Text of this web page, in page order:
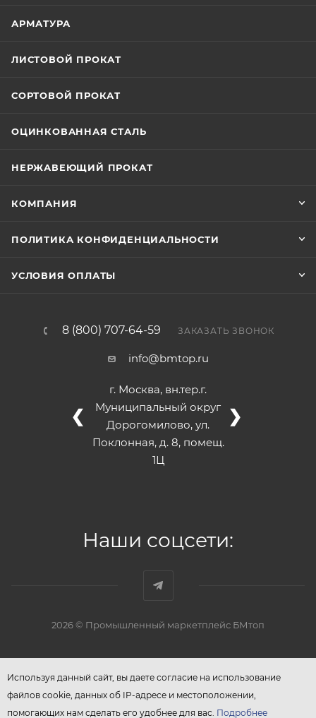
АРМАТУРА
ЛИСТОВОЙ ПРОКАТ
СОРТОВОЙ ПРОКАТ
ОЦИНКОВАННАЯ СТАЛЬ
НЕРЖАВЕЮЩИЙ ПРОКАТ
КОМПАНИЯ
ПОЛИТИКА КОНФИДЕНЦИАЛЬНОСТИ
УСЛОВИЯ ОПЛАТЫ
8 (800) 707-64-59 ЗАКАЗАТЬ ЗВОНОК
info@bmtop.ru
г. Москва, вн.тер.г.
Муниципальный округ
Дорогомилово, ул.
Поклонная, д. 8, помещ.
1Ц
❮ ❯
Наши соцсети:
2026 © Промышленный маркетплейс БМтоп
Используя данный сайт, вы даете согласие на использование
файлов cookie, данных об IP-адресе и местоположении,
помогающих нам сделать его удобнее для вас. Подробнее